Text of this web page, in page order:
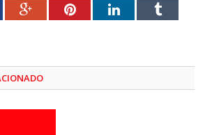
Google+PinterestLinkedInTumblr